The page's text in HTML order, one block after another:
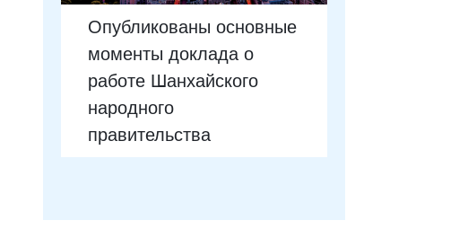
Опубликованы основные
моменты доклада о
работе Шанхайского
народного
правительства